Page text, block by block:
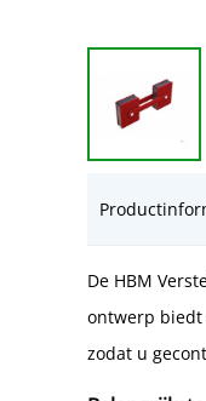
De HBM
ontwerp biedt
zodat u